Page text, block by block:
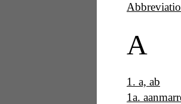
A
1 . a, ab
1a.